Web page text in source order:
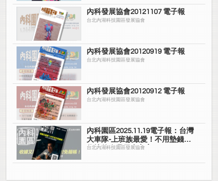
內科發展協會20121107 電子報
台北內湖科技園區發展協會
內科發展協會20120919 電子報
台北內湖科技園區發展協會
內科發展協會20120912 電子報
台北內湖科技園區發展協會
內科園區2025.11.19電子報：台灣
大車隊-上班族最愛！不用墊錢拿
收據的企業用車方案
台北內湖科技園區發展協會